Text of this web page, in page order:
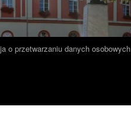
o przetwarzaniu danych osobowych